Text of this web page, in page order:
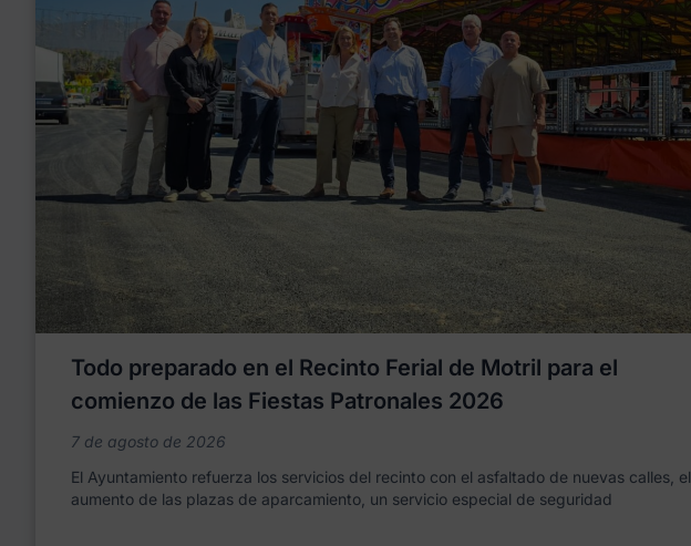
Todo preparado en el Recinto Ferial de Motril para el
comienzo de las Fiestas Patronales 2026
7 de agosto de 2026
El Ayuntamiento refuerza los servicios del recinto con el asfaltado de nuevas calles, el
aumento de las plazas de aparcamiento, un servicio especial de seguridad